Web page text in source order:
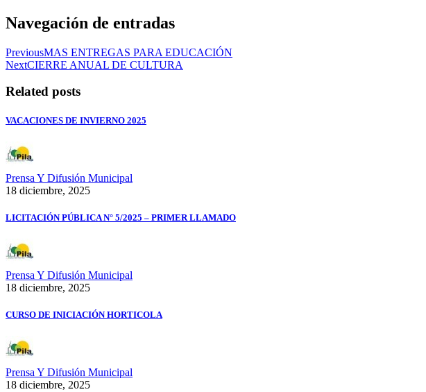
Navegación de entradas
PreviousMAS ENTREGAS PARA EDUCACIÓN
NextCIERRE ANUAL DE CULTURA
Related posts
VACACIONES DE INVIERNO 2025
Prensa Y Difusión Municipal
18 diciembre, 2025
LICITACIÓN PÚBLICA N° 5/2025 – PRIMER LLAMADO
Prensa Y Difusión Municipal
18 diciembre, 2025
CURSO DE INICIACIÓN HORTICOLA
Prensa Y Difusión Municipal
18 diciembre, 2025